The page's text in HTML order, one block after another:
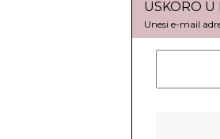
USKORO U